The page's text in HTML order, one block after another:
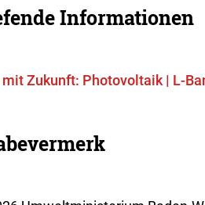
Informationen
mit Zukunft: Photovoltaik | L-